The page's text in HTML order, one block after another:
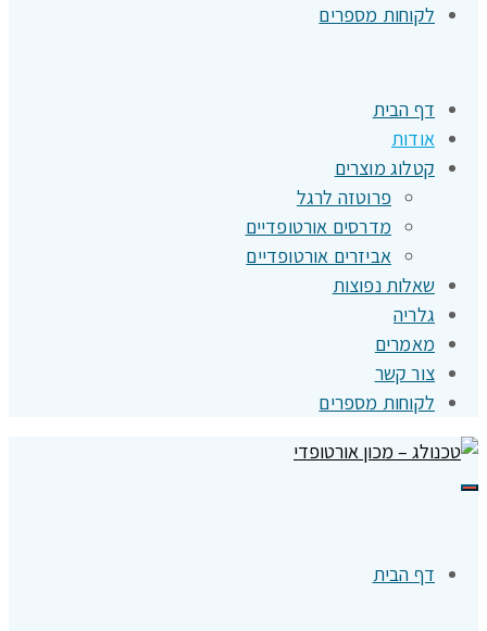
לקוחות מספרים
דף הבית
אודות
קטלוג מוצרים
פרוטזה לרגל
מדרסים אורטופדיים
אביזרים אורטופדיים
שאלות נפוצות
גלריה
מאמרים
צור קשר
לקוחות מספרים
תפריט
דף הבית